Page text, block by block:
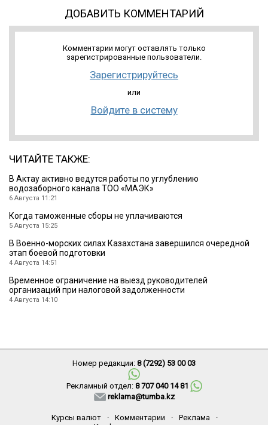
ДОБАВИТЬ КОММЕНТАРИЙ
Комментарии могут оставлять только
зарегистрированные пользователи.
Зарегистрируйтесь
или
Войдите в систему
ЧИТАЙТЕ ТАКЖЕ:
В Актау активно ведутся работы по углублению
водозаборного канала ТОО «МАЭК»
6 Августа 11:21
Когда таможенные сборы не уплачиваются
5 Августа 15:25
В Военно-морских силах Казахстана завершился очередной
этап боевой подготовки
4 Августа 14:51
Временное ограничение на выезд руководителей
организаций при налоговой задолженности
4 Августа 14:10
Номер редакции: 8 (7292) 53 00 03
Рекламный отдел: 8 707 040 14 81
reklama@tumba.kz
Курсы валют · Комментарии · Реклама
·